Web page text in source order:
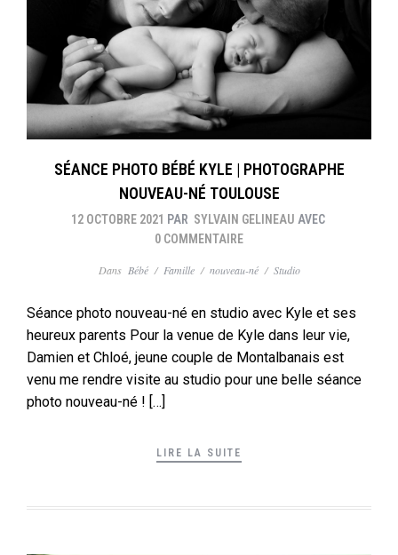
SÉANCE PHOTO BÉBÉ KYLE | PHOTOGRAPHE
NOUVEAU-NÉ TOULOUSE
12 OCTOBRE 2021 PAR SYLVAIN GELINEAU AVEC
0 COMMENTAIRE
Dans Bébé/ Famille/ nouveau-né/ Studio
Séance photo nouveau-né en studio avec Kyle et ses
heureux parents Pour la venue de Kyle dans leur vie,
Damien et Chloé, jeune couple de Montalbanais est
venu me rendre visite au studio pour une belle séance
photo nouveau-né ! […]
LIRE LA SUITE